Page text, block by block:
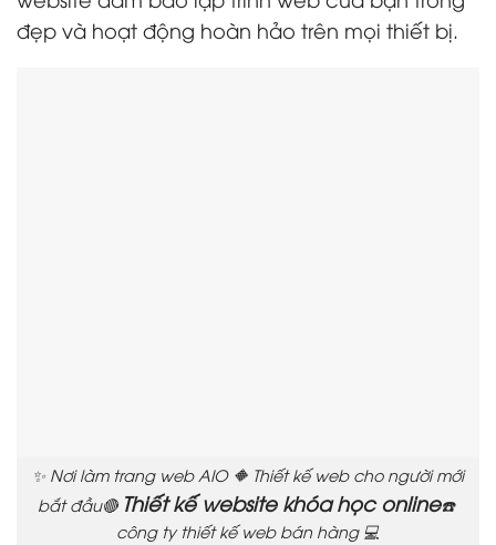
đẹp và hoạt động hoàn hảo trên mọi thiết bị.
✨ Nơi làm trang web AIO 🔶 Thiết kế web cho người mới
bắt đầu🔴 Thiết kế website khóa học online☎️
công ty thiết kế web bán hàng 💻